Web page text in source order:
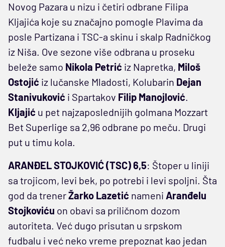
Novog Pazara u nizu i četiri odbrane Filipa
Kljajića koje su značajno pomogle Plavima da
posle Partizana i TSC-a skinu i skalp Radničkog
iz Niša. Ove sezone više odbrana u proseku
beleže samo Nikola Petrić iz Napretka, Miloš
Ostojić iz lučanske Mladosti, Kolubarin Dejan
Stanivuković i Spartakov Filip Manojlović.
Kljajić u pet najzaposlednijih golmana Mozzart
Bet Superlige sa 2,96 odbrane po meču. Drugi
put u timu kola.
ARANĐEL STOJKOVIĆ (TSC) 6,5: Štoper u liniji
sa trojicom, levi bek, po potrebi i levi spoljni. Šta
god da trenerŽarko Lazetić nameni Aranđelu
Stojkoviću on obavi sa priličnom dozom
autoriteta. Već dugo prisutan u srpskom
fudbalu i već neko vreme prepoznat kao jedan